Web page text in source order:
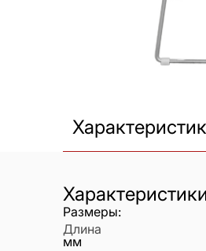
Характеристики
Размеры:
Длина
мм